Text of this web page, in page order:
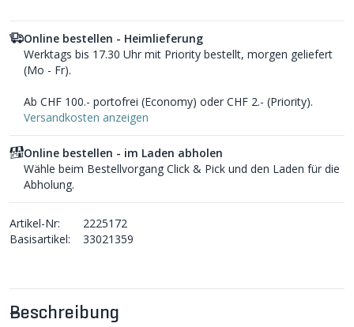
Beschreibung
Online bestellen - Heimlieferung
Werktags bis 17.30 Uhr mit Priority bestellt, morgen geliefert
(Mo - Fr).
Ab CHF 100.- portofrei (Economy) oder CHF 2.- (Priority).
Versandkosten anzeigen
Online bestellen - im Laden abholen
Wähle beim Bestellvorgang Click & Pick und den Laden für die
Abholung.
Artikel-Nr:
2225172
Basisartikel:
33021359